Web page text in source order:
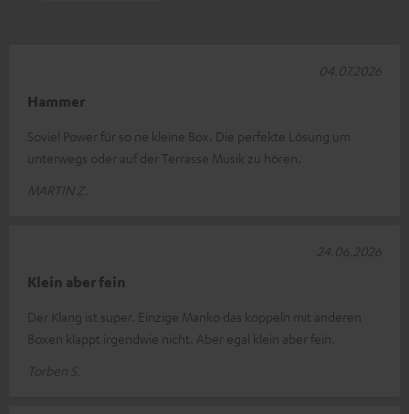
Hammer
Soviel Power für so ne kleine Box. Die perfekte Lösung um
unterwegs oder auf der Terrasse Musik zu hören.
MARTIN Z.
04.07.2026
Klein aber fein
Der Klang ist super. Einzige Manko das koppeln mit anderen
Boxen klappt irgendwie nicht. Aber egal klein aber fein.
Torben S.
24.06.2026